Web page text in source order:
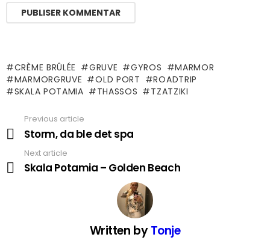
CRÈME BRÛLÉE GRUVE GYROS
MARMOR
MARMORGRUVE
OLD PORT
ROADTRIP
SKALA POTAMIA
THASSOS TZATZIKI
more
Previous article
Storm, da ble det spa
Next article
Skala Potamia – Golden Beach
Written byTonje